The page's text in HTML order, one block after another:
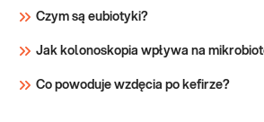
Czym są eubiotyki?
Jak kolonoskopia wpływa na
Co powoduje wzdęcia po kefirze?